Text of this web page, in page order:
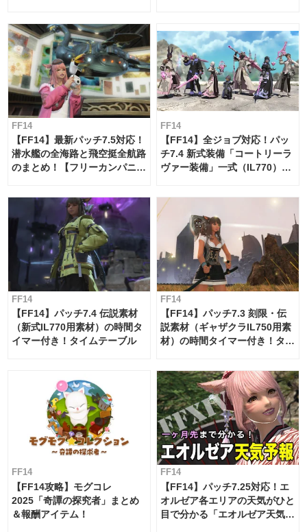
FF14
【FF14】最新パッチ7.5対応！
潜水艦の全海路と飛空挺全航路
のまとめ！【フリーカンパニ
FF14
【FF14】全ジョブ対応！パッ
チ7.4 新式装備「コートリーラ
ヴァー装備」一式（IL770）の
FF14
【FF14】パッチ7.4 伝説素材
（新式IL770用素材）の時間タ
イマー付き！タイムテーブル
FF14
【FF14】パッチ7.3 刻限・伝
説素材（ギャザクラIL750用素
材）の時間タイマー付き！タイ
FF14
【FF14攻略】モグコレ
2025「奇譚の探究者」まとめ
＆報酬アイテム！
FF14
【FF14】パッチ7.25対応！エ
オルゼア各エリアの天気がひと
目で分かる「エオルゼア天気予